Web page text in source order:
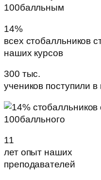
14%
всех стобалльников
наших курсов
300 тыс.
учеников поступили
11
лет опыт наших
преподавателей